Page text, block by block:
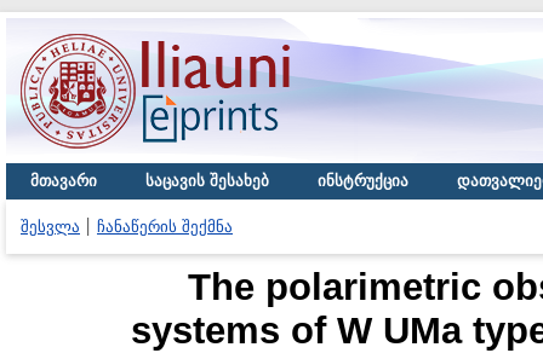
მთავარი საცავის შესახებ ინსტრუქცია
შესვლა ჩანაწერის შექმნა
The polarimetric
systems of W UMa